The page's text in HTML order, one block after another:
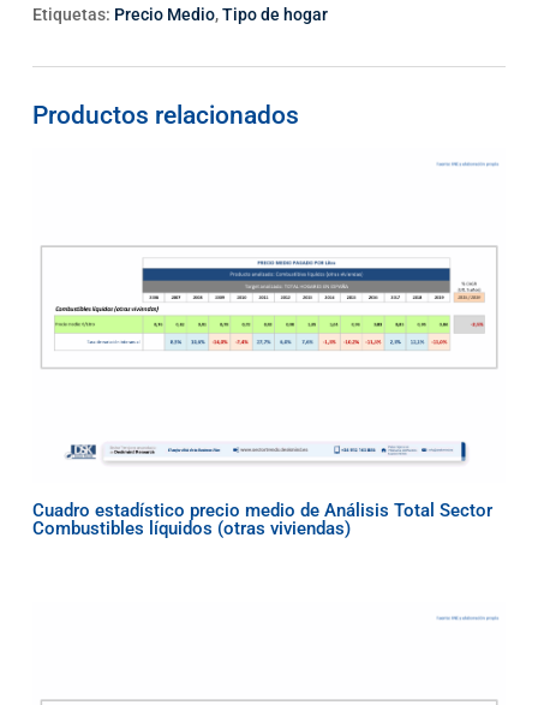
Etiquetas: Precio Medio,Tipo de hogar
Productos relacionados
Cuadro estadístico precio medio de Análisis Total Sector
Combustibles líquidos (otras viviendas)